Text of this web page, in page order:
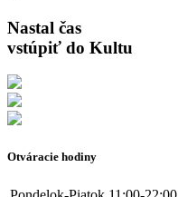
Nastal čas
vstúpiť do Kultu
Otváracie hodiny